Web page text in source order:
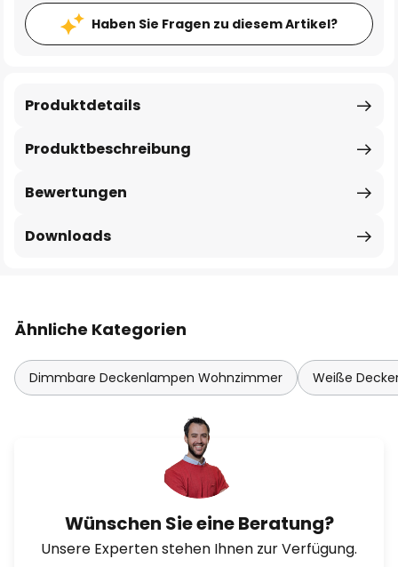
Haben Sie Fragen zu diesem Artikel?
Produktbeschreibung
Produktdetails
Bewertungen
Downloads
Ähnliche Kategorien
Dimmbare Deckenlampen Wohnzimmer Weiße
Wünschen Sie eine Beratung?
Unsere Experten stehen Ihnen zur Verfügung.